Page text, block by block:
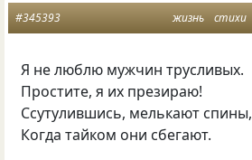
жизнь стихи
#345393
Я не люблю мужчин трусливых.
Простите, я их презираю!
Ссутулившись, мелькают спины,
Когда тайком они сбегают.